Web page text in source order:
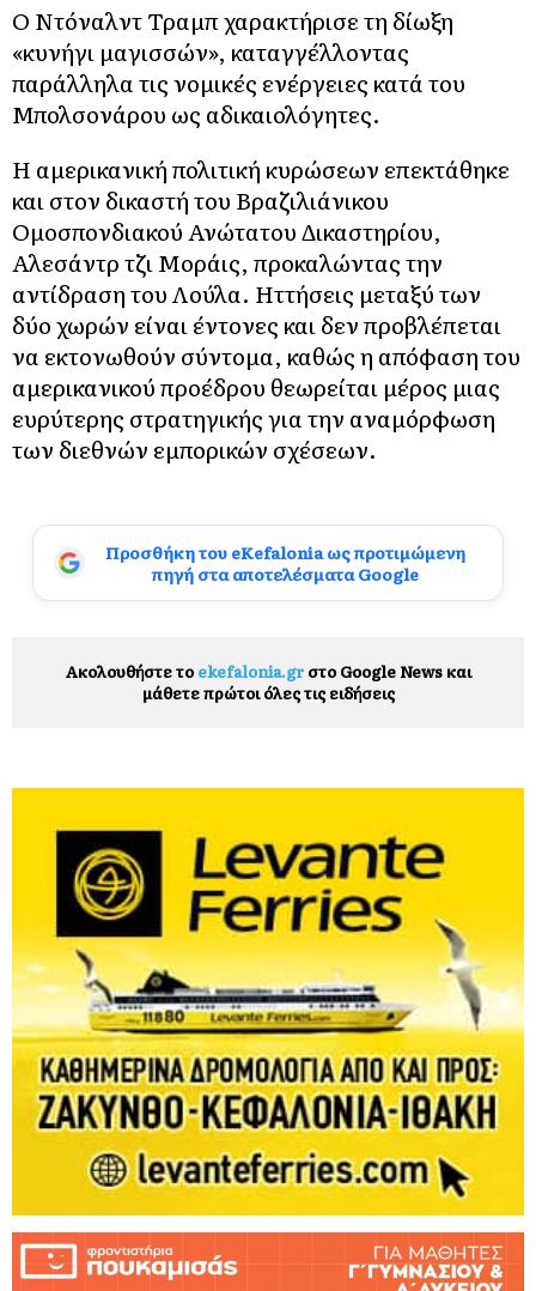
Ο Ντόναλντ Τραμπ χαρακτήρισε τη δίωξη
«κυνήγι μαγισσών», καταγγέλλοντας
παράλληλα τις νομικές ενέργειες κατά του
Μπολσονάρου ως αδικαιολόγητες.
Η αμερικανική πολιτική κυρώσεων επεκτάθηκε
και στον δικαστή του Βραζιλιάνικου
Ομοσπονδιακού Ανώτατου Δικαστηρίου,
Αλεσάντρ τζι Μοράις, προκαλώντας την
αντίδραση του Λούλα. Ηττήσεις μεταξύ των
δύο χωρών είναι έντονες και δεν προβλέπεται
να εκτονωθούν σύντομα, καθώς η απόφαση του
αμερικανικού προέδρου θεωρείται μέρος μιας
ευρύτερης στρατηγικής για την αναμόρφωση
των διεθνών εμπορικών σχέσεων.
Προσθήκη του eKefalonia ως προτιμώμενη
πηγή στα αποτελέσματα Google
Ακολουθήστε το ekefalonia.grστο Google News και
μάθετε πρώτοι όλες τις ειδήσεις